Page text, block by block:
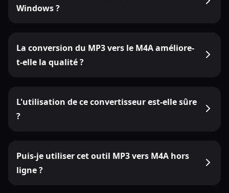
Windows ?
La conversion du MP3 vers le M4A améliore-
t-elle la qualité ?
L'utilisation de ce convertisseur est-elle sûre
?
Puis-je utiliser cet outil MP3 vers M4A hors
ligne ?